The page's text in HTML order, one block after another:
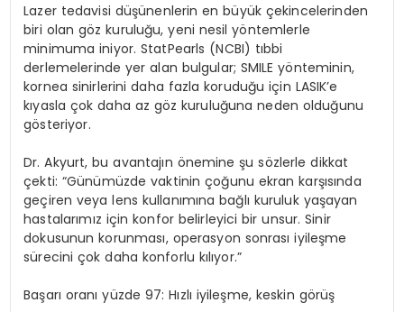
Lazer tedavisi düşünenlerin en büyük çekincelerinden
biri olan göz kuruluğu, yeni nesil yöntemlerle
minimuma iniyor. StatPearls (NCBI) tıbbi
derlemelerinde yer alan bulgular; SMILE yönteminin,
kornea sinirlerini daha fazla koruduğu için LASIK’e
kıyasla çok daha az göz kuruluğuna neden olduğunu
gösteriyor.
Dr. Akyurt, bu avantajın önemine şu sözlerle dikkat
çekti: “Günümüzde vaktinin çoğunu ekran karşısında
geçiren veya lens kullanımına bağlı kuruluk yaşayan
hastalarımız için konfor belirleyici bir unsur. Sinir
dokusunun korunması, operasyon sonrası iyileşme
sürecini çok daha konforlu kılıyor.”
Başarı oranı yüzde 97: Hızlı iyileşme, keskin görüş